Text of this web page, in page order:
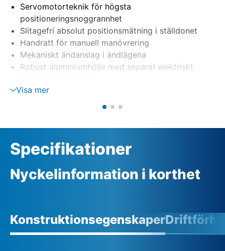
Servomotorteknik för högsta
positioneringsnoggrannhet
Slitagefri absolut positionsmätning i ställdonet
Handratt för manuell manövrering
Mekaniskt ändanslag i ändlägena
Robust aluminiumhölje med separat elektriskt
Visa mer
Specifikationer
Nyckelinformation i korthet
Konstruktionsegenskaper